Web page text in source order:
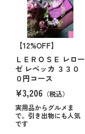
【12%OFF】
ＬＥＲＯＳＥ レロー
ゼ レベッカ ３３０
０円コース
¥3,206 （税込）
実用品からグルメま
で。引き出物にも人気
です